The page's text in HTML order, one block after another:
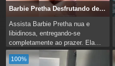
Barbie Pretha Desfrutando de uma Intensa Sessão de Sexo
Assista Barbie Pretha nua e
libidinosa, entregando-se
completamente ao prazer. Ela
geme alto de excitação enquanto
seu parceiro a penetra...
100%